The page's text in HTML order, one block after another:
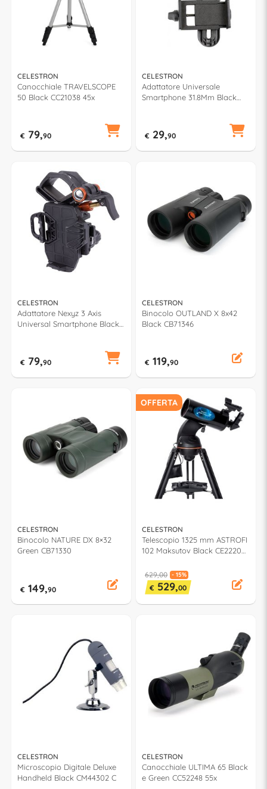
CELESTRON
Canocchiale TRAVELSCOPE
50 Black CC21038 45x
€ 79,90
CELESTRON
Adattatore Universale
Smartphone 31.8Mm Black
€ 29,90
CELESTRON
Adattatore Nexyz 3 Axis
Universal Smartphone Black
€ 79,90
CELESTRON
Binocolo OUTLAND X 8x42
Black CB71346
€ 119,90
CELESTRON
Binocolo NATURE DX 8×32
Green CB71330
€ 149,90
OFFERTA
CELESTRON
Telescopio 1325 mm ASTROFI
102 Maksutov Black CE22202
629,00 - 15%
€ 529,00
CELESTRON
Microscopio Digitale Deluxe
Handheld Black CM44302 C
CELESTRON
Canocchiale ULTIMA 65 Black
e Green CC52248 55x